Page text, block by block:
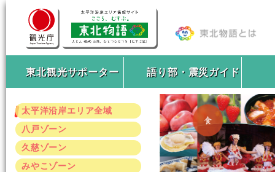
東北観光サポーター 語り部・震災ガイド
太平洋沿岸エリア全域
八戸ゾーン
久慈ゾーン
みやこゾーン